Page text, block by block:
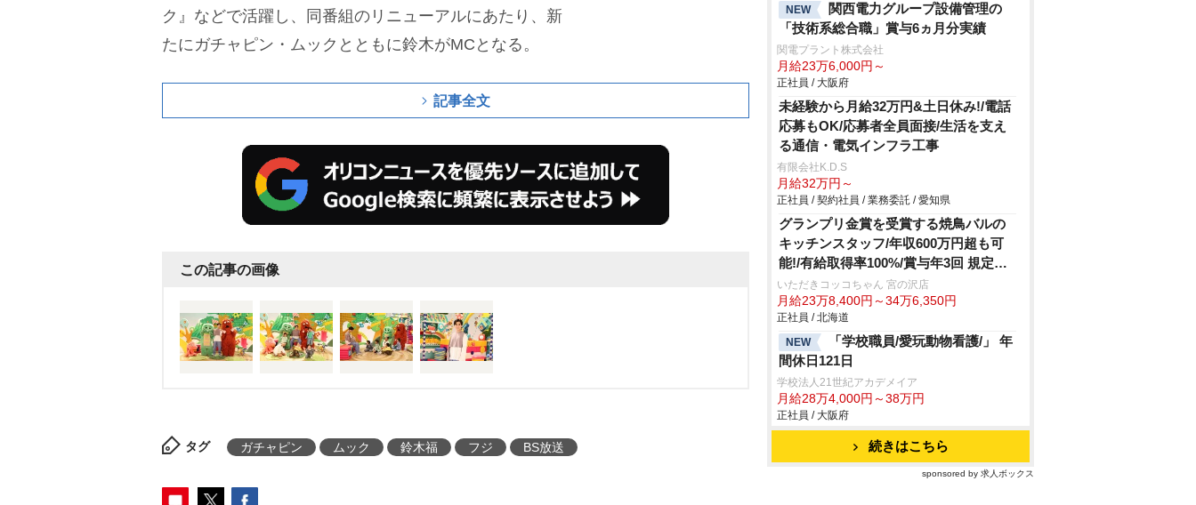
ク』などで活躍し、同番組のリニューアルにあたり、新
たにガチャピン・ムックとともに鈴木がMCとなる。
記事全文
この記事の画像
タグ ガチャピン ムック 鈴木福 フジ BS放送
NEW
関西電力グループ設備管理の
「技術系総合職」賞与6ヵ月分実績
関電プラント株式会社
月給23万6,000円～
正社員 / 大阪府
未経験から月給32万円&土日休み!/電話
応募もOK/応募者全員面接/生活を支え
る通信・電気インフラ工事
有限会社K.D.S
月給32万円～
正社員 / 契約社員 / 業務委託 / 愛知県
グランプリ金賞を受賞する焼鳥バルの
キッチンスタッフ/年収600万円超も可
能!/有給取得率100%/賞与年3回 規定あ
り
いただきコッコちゃん 宮の沢店
月給23万8,400円～34万6,350円
正社員 / 北海道
NEW
「学校職員/愛玩動物看護/」 年
間休日121日
学校法人21世紀アカデメイア
月給28万4,000円～38万円
正社員 / 大阪府
続きはこちら
sponsored by 求人ボックス